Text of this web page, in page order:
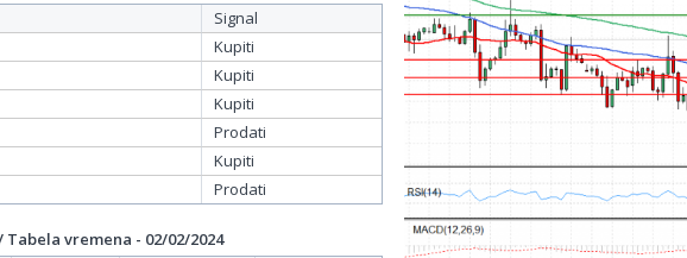
Signal
Kupiti
Kupiti
Kupiti
Prodati
Kupiti
Prodati
Tabela vremena - 02/02/2024